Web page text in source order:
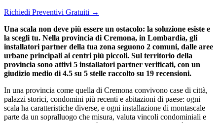
Richiedi Preventivi Gratuiti →
Una scala non deve più essere un ostacolo: la soluzione esiste e
la scegli tu. Nella provincia di Cremona, in Lombardia, gli
installatori partner della tua zona seguono 2 comuni, dalle aree
urbane principali ai centri più piccoli. Sul territorio della
provincia sono attivi 5 installatori partner verificati, con un
giudizio medio di 4.5 su 5 stelle raccolto su 19 recensioni.
In una provincia come quella di Cremona convivono case di città,
palazzi storici, condomini più recenti e abitazioni di paese: ogni
scala ha caratteristiche diverse, e ogni installazione di montascale
parte da un sopralluogo che misura, valuta vincoli condominiali e